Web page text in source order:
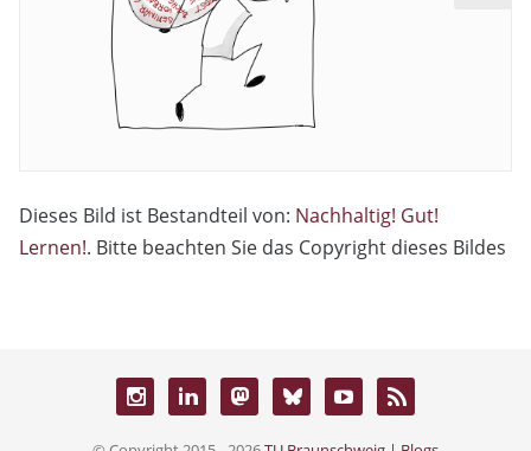
Dieses Bild ist Bestandteil von: Nachhaltig! Gut!
Lernen!. Bitte beachten Sie das Copyright dieses Bildes